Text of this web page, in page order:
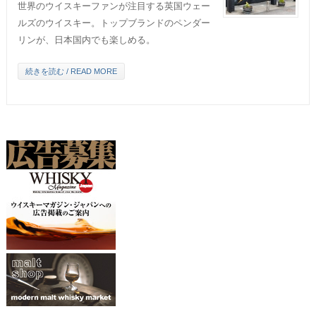
世界のウイスキーファンが注目する英国ウェー
ルズのウイスキー。トップブランドのペンダー
リンが、日本国内でも楽しめる。
続きを読む / READ MORE